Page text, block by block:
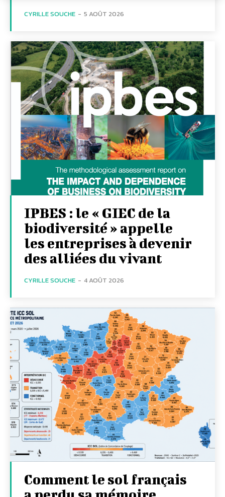
CYRILLE SOUCHE - 5 AOÛT 2026
IPBES : le « GIEC de la
biodiversité » appelle
les entreprises à devenir
des alliées du vivant
CYRILLE SOUCHE - 4 AOÛT 2026
Comment le sol français